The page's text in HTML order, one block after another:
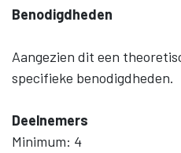
Benodigdheden
Aangezien dit een
specifieke benodigdheden.
Deelnemers
Minimum: 4